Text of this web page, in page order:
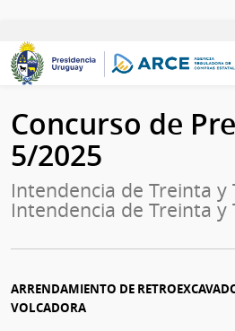
Concurso de
5/2025
Intendencia de Treinta y
Intendencia de Treinta y
ARRENDAMIENTO DE
VOLCADORA